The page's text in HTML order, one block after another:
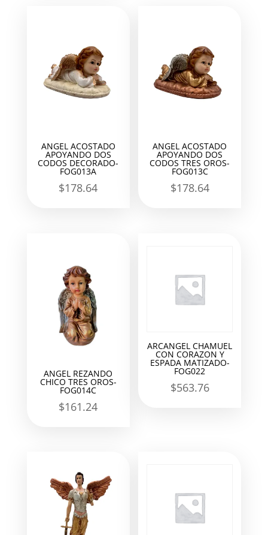
ANGEL ACOSTADO
APOYANDO DOS
CODOS DECORADO-
FOG013A
$178.64
ANGEL ACOSTADO
APOYANDO DOS
CODOS TRES OROS-
FOG013C
$178.64
ANGEL REZANDO
CHICO TRES OROS-
FOG014C
$161.24
ARCANGEL CHAMUEL
CON CORAZON Y
ESPADA MATIZADO-
FOG022
$563.76